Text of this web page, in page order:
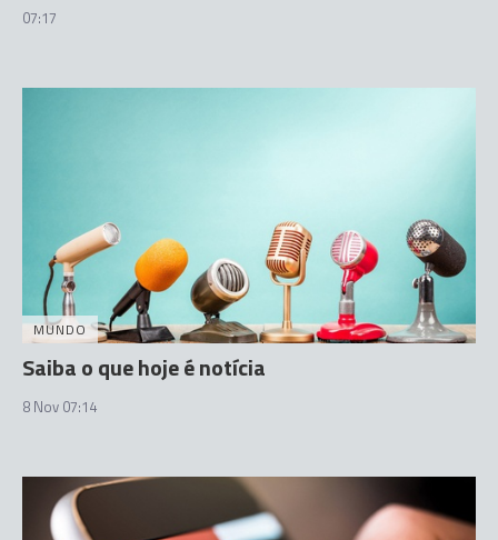
07:17
MUNDO
Saiba o que hoje é notícia
8 Nov 07:14